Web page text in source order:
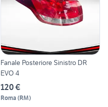
Fanale Posteriore Sinistro DR
EVO 4
120 €
Roma (RM)